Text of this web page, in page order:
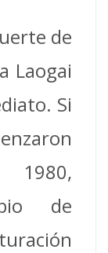
de
Laogai
Si
de